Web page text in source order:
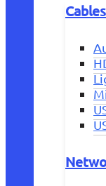
Cables